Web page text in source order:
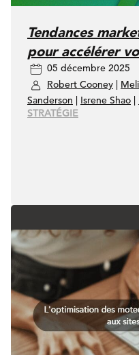
Tendances
pour accélérer
05 décembre 2025
Robert Cooney
Sanderson
Isrene Shao
STRATÉGIE